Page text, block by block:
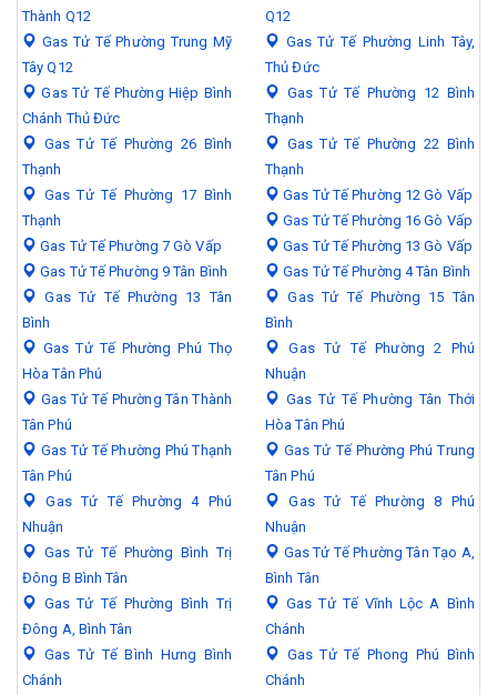
Thành Q12
Q12
Gas Tử Tế Phường Trung Mỹ
Tây Q12
Gas Tử Tế Phường Linh Tây,
Thủ Đức
Gas Tử Tế Phường Hiệp Bình
Chánh Thủ Đức
Gas Tử Tế Phường 12 Bình
Thạnh
Gas Tử Tế Phường 26 Bình
Thạnh
Gas Tử Tế Phường 22 Bình
Thạnh
Gas Tử Tế Phường 17 Bình
Thạnh
Gas Tử Tế Phường 12 Gò Vấp
Gas Tử Tế Phường 16 Gò Vấp
Gas Tử Tế Phường 7 Gò Vấp
Gas Tử Tế Phường 13 Gò Vấp
Gas Tử Tế Phường 9 Tân Bình
Gas Tử Tế Phường 4 Tân Bình
Gas Tử Tế Phường 13 Tân
Bình
Gas Tử Tế Phường 15 Tân
Bình
Gas Tử Tế Phường Phú Thọ
Hòa Tân Phú
Gas Tử Tế Phường 2 Phú
Nhuận
Gas Tử Tế Phường Tân Thành
Tân Phú
Gas Tử Tế Phường Tân Thới
Hòa Tân Phú
Gas Tử Tế Phường Phú Thạnh
Tân Phú
Gas Tử Tế Phường Phú Trung
Tân Phú
Gas Tử Tế Phường 4 Phú
Nhuận
Gas Tử Tế Phường 8 Phú
Nhuận
Gas Tử Tế Phường Bình Trị
Đông B Bình Tân
Gas Tử Tế Phường Tân Tạo A,
Bình Tân
Gas Tử Tế Phường Bình Trị
Đông A, Bình Tân
Gas Tử Tế Vĩnh Lộc A Bình
Chánh
Gas Tử Tế Bình Hưng Bình
Chánh
Gas Tử Tế Phong Phú Bình
Chánh